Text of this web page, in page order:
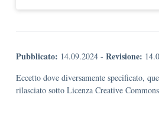
Pubblicato: 14.09.2024 - Revisione:
Eccetto dove diversamente specificato,
rilasciato sotto Licenza Creative